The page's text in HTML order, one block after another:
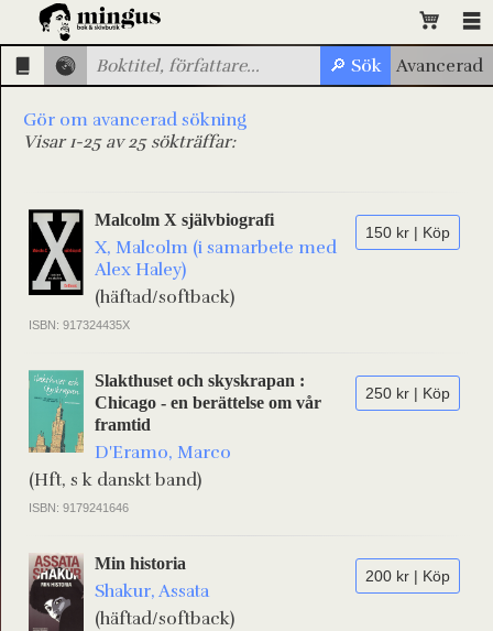
Gör om avancerad sökning
Visar 1-25 av 25 sökträffar:
150 kr | Köp
Malcolm X självbiografi
X, Malcolm (i samarbete med
Alex Haley)
(häftad/softback)
ISBN: 917324435X
250 kr | Köp
Slakthuset och skyskrapan :
Chicago - en berättelse om vår
framtid
D'Eramo, Marco
(Hft, s k danskt band)
ISBN: 9179241646
200 kr | Köp
Min historia
Shakur, Assata
(häftad/softback)